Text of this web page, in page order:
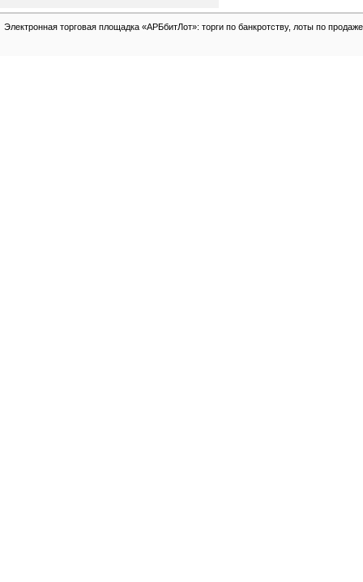
Электронная торговая площадка «АРБбитЛот»: торги по банкротству, лоты по